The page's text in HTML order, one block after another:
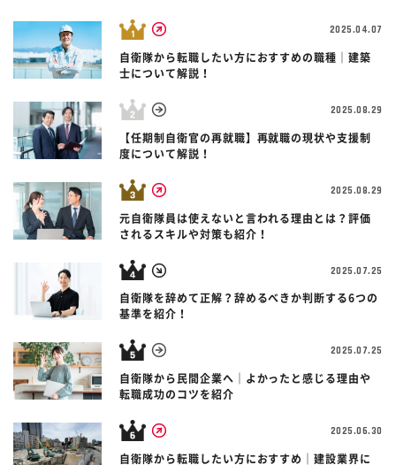
2025.04.07
自衛隊から転職したい方におすすめの職種｜建築
士について解説！
2025.08.29
【任期制自衛官の再就職】再就職の現状や支援制
度について解説！
2025.08.29
元自衛隊員は使えないと言われる理由とは？評価
されるスキルや対策も紹介！
2025.07.25
自衛隊を辞めて正解？辞めるべきか判断する6つの
基準を紹介！
2025.07.25
自衛隊から民間企業へ｜よかったと感じる理由や
転職成功のコツを紹介
2025.06.30
自衛隊から転職したい方におすすめ｜建設業界に